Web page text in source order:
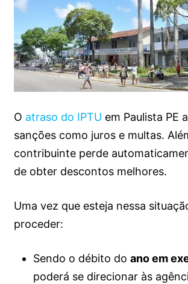
O atraso do IPTU em Paulista PE
sanções como juros e multas.
contribuinte perde
de obter descontos melhores.
Uma vez que esteja nessa
proceder:
Sendo o débito doano em
poderá se direcionar às